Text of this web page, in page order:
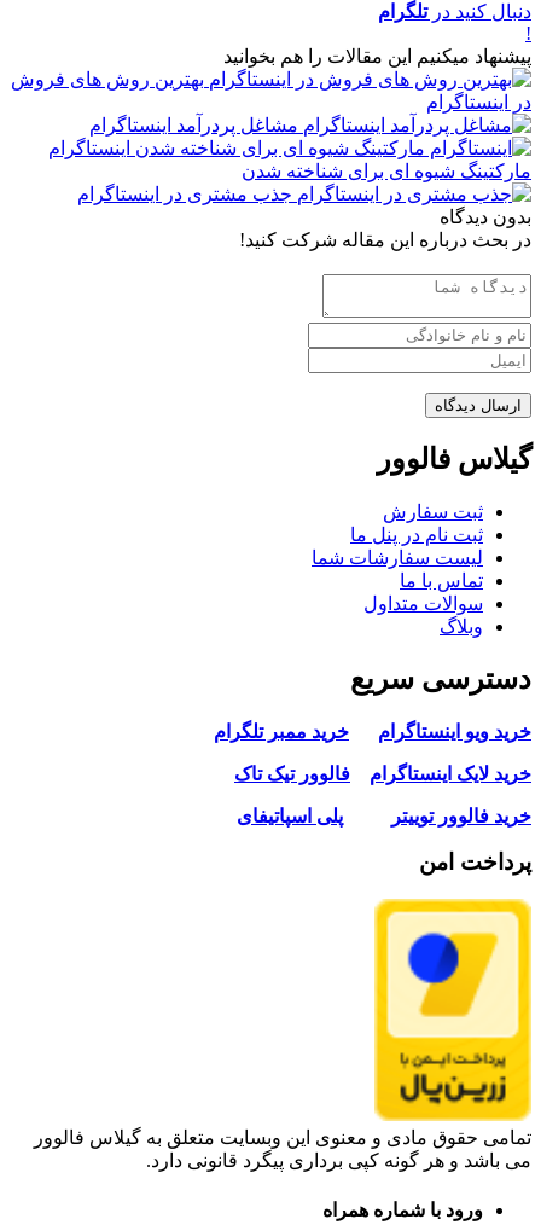
دنبال کنید درتلگرام
!
پیشنهاد میکنیم این مقالات را هم بخوانید
بهترین روش های فروش
در اینستاگرام
مشاغل پردرآمد اینستاگرام
اینستاگرام
مارکتینگ شیوه ای برای شناخته شدن
جذب مشتری در اینستاگرام
بدون دیدگاه
در بحث درباره این مقاله شرکت کنید!
گیلاس فالوور
ثبت سفارش
ثبت نام در پنل ما
لیست سفارشات شما
تماس با ما
سوالات متداول
وبلاگ
دسترسی سریع
خرید ویو اینستاگرام خرید ممبر تلگرام
خرید لایک اینستاگرام فالوور تیک تاک
خرید فالوور توییتر پلی اسپاتیفای
پرداخت امن
تمامی حقوق مادی و معنوی این وبسایت متعلق به گیلاس فالوور
می باشد و هر گونه کپی برداری پیگرد قانونی دارد.
ورود با شماره همراه